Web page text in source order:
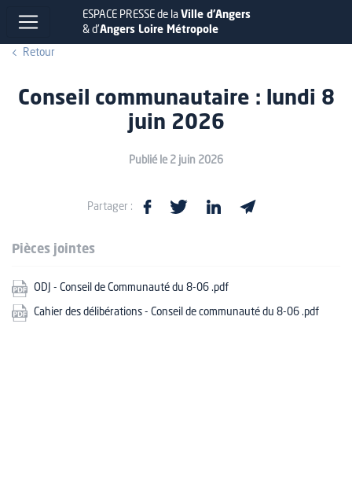
ESPACE PRESSE de la Ville d'Angers
& d'Angers Loire Métropole
Retour
Conseil communautaire : lundi 8
juin 2026
Publié le 2 juin 2026
Partager :
Pièces jointes
ODJ - Conseil de Communauté du 8-06 .pdf
Cahier des délibérations - Conseil de communauté du 8-06 .pdf